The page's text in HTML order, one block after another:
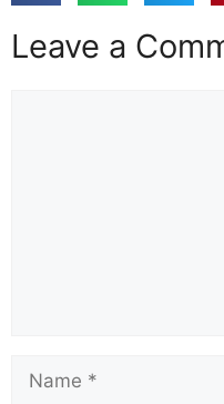
Leave a